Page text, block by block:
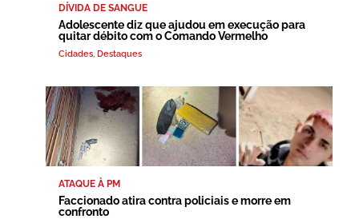
DÍVIDA DE SANGUE
Adolescente diz que ajudou em execução para
quitar débito com o Comando Vermelho
Cidades, Destaques
ATAQUE À PM
Faccionado atira contra policiais e morre em
confronto